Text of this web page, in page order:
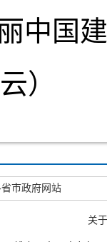
中国
）
市政府网站
关